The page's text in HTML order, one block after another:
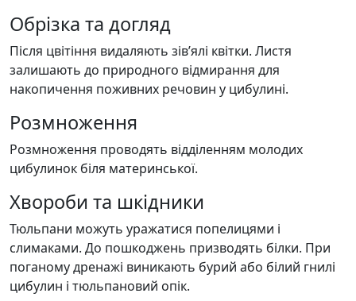
Обрізка та догляд
Після цвітіння видаляють зів’ялі квітки. Листя
залишають до природного відмирання для
накопичення поживних речовин у цибулині.
Розмноження
Розмноження проводять відділенням молодих
цибулинок біля материнської.
Хвороби та шкідники
Тюльпани можуть уражатися попелицями і
слимаками. До пошкоджень призводять білки. При
поганому дренажі виникають бурий або білий гнилі
цибулин і тюльпановий опік.